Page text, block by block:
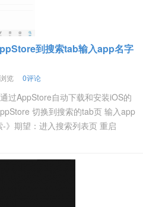
到搜索tab输入app名字
览 0评论
过AppStore自动下载和安装iOS的
切换到搜索的tab页 输入app
》期望：进入搜索列表页 重启